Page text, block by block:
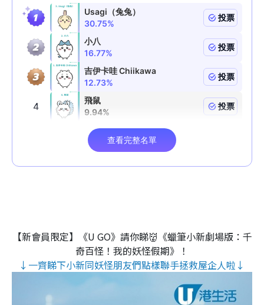
【新會員限定】《U GO》請你睇👹《蠟筆小新劇場版：千
奇百怪！我的妖怪假期》！
↓一齊睇下小新同妖怪朋友們點樣聯手拯救屋企人啦↓